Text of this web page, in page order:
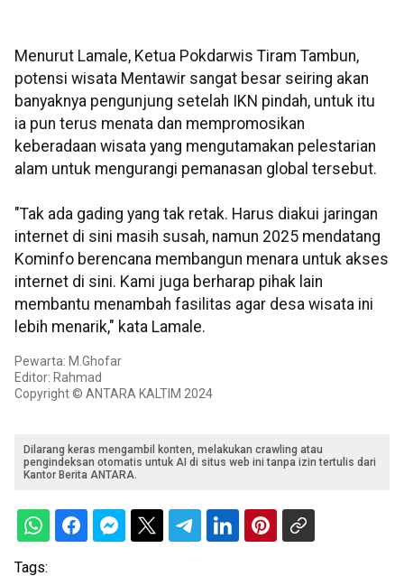
Menurut Lamale, Ketua Pokdarwis Tiram Tambun,
potensi wisata Mentawir sangat besar seiring akan
banyaknya pengunjung setelah IKN pindah, untuk itu
ia pun terus menata dan mempromosikan
keberadaan wisata yang mengutamakan pelestarian
alam untuk mengurangi pemanasan global tersebut.
"Tak ada gading yang tak retak. Harus diakui jaringan
internet di sini masih susah, namun 2025 mendatang
Kominfo berencana membangun menara untuk akses
internet di sini. Kami juga berharap pihak lain
membantu menambah fasilitas agar desa wisata ini
lebih menarik," kata Lamale.
Pewarta: M.Ghofar
Editor: Rahmad
Copyright © ANTARA KALTIM 2024
Dilarang keras mengambil konten, melakukan crawling atau
pengindeksan otomatis untuk AI di situs web ini tanpa izin tertulis dari
Kantor Berita ANTARA.
Tags: